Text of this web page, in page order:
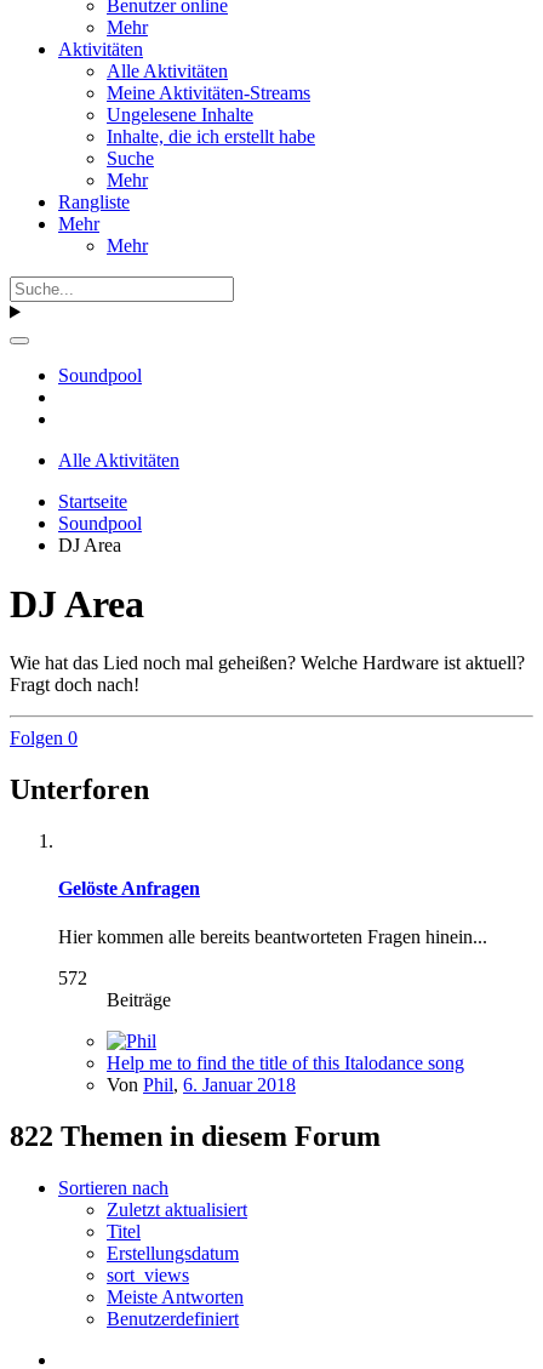
Benutzer online
Mehr
Aktivitäten
Alle Aktivitäten
Meine Aktivitäten-Streams
Ungelesene Inhalte
Inhalte, die ich erstellt habe
Suche
Mehr
Rangliste
Mehr
Mehr
Soundpool
Alle Aktivitäten
Startseite
Soundpool
DJ Area
DJ Area
Wie hat das Lied noch mal geheißen? Welche Hardware ist aktuell?
Fragt doch nach!
Folgen 0
Unterforen
Gelöste Anfragen
Hier kommen alle bereits beantworteten Fragen hinein...
572
Beiträge
Help me to find the title of this Italodance song
Von Phil, 6. Januar 2018
822 Themen in diesem Forum
Sortieren nach
Zuletzt aktualisiert
Titel
Erstellungsdatum
sort_views
Meiste Antworten
Benutzerdefiniert